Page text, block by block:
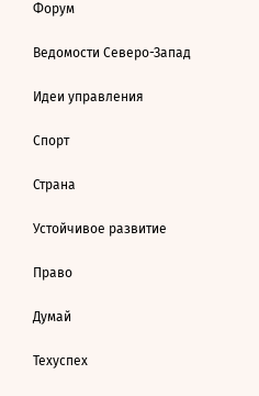
Форум
Ведомости Северо-Запад
Идеи управления
Спорт
Страна
Устойчивое развитие
Право
Думай
Техуспех